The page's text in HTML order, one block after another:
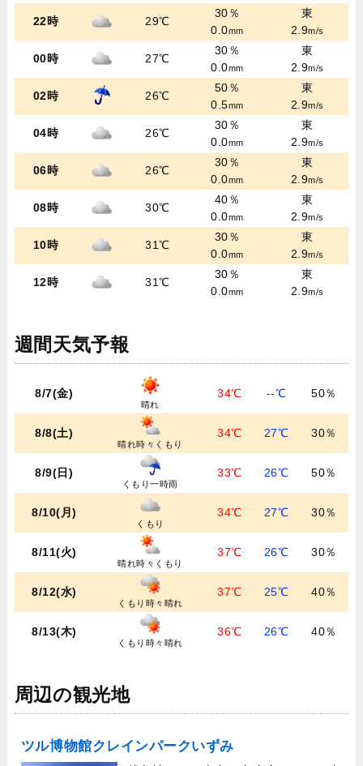
22時 29℃
30％
0.0mm
東
2.9m/s
00時 27℃
30％
0.0mm
東
2.9m/s
02時 26℃
50％
0.5mm
東
2.9m/s
04時 26℃
30％
0.0mm
東
2.9m/s
06時 26℃
30％
0.0mm
東
2.9m/s
08時 30℃
40％
0.0mm
東
2.9m/s
10時 31℃
30％
0.0mm
東
2.9m/s
12時 31℃
30％
0.0mm
東
2.9m/s
週間天気予報
8/7(金)
晴れ
34℃ --℃ 50％
8/8(土)
晴れ時々くもり
34℃ 27℃ 30％
8/9(日)
くもり一時雨
33℃ 26℃ 50％
8/10(月)
くもり
34℃ 27℃ 30％
8/11(火)
晴れ時々くもり
37℃ 26℃ 30％
8/12(水)
くもり時々晴れ
37℃ 25℃ 40％
8/13(木)
くもり時々晴れ
36℃ 26℃ 40％
周辺の観光地
ツル博物館クレインパークいずみ